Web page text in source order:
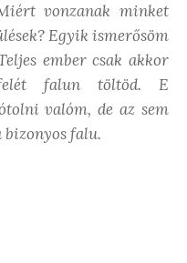
vonzanak minket
Egyik ismerősöm
ember csak akkor
falun töltöd. E
valóm, de az sem
bizonyos falu.